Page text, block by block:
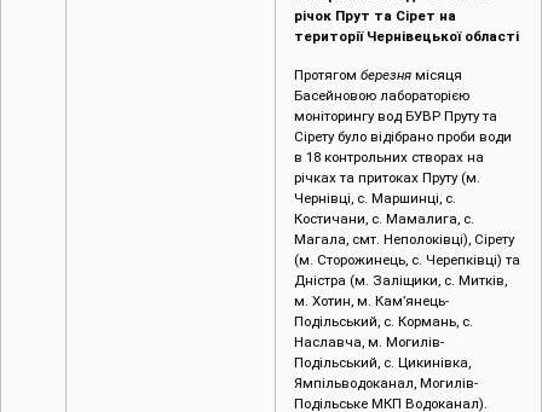
річок Прут та Сірет на
території Чернівецької області
Протягом березня місяця
Басейновою лабораторією
моніторингу вод БУВР Пруту та
Сірету було відібрано проби води
в 18 контрольних створах на
річках та притоках Пруту (м.
Чернівці, c. Маршинці, с.
Костичани, с. Мамалига, с.
Магала, смт. Неполоківці), Сірету
(м. Сторожинець, с. Черепківці) та
Дністра (м. Заліщики, с. Митків,
м. Хотин, м. Кам’янець-
Подільський, с. Кормань, с.
Наславча, м. Могилів-
Подільський, с. Цикинівка,
Ямпільводоканал, Могилів-
Подільське МКП Водоканал).